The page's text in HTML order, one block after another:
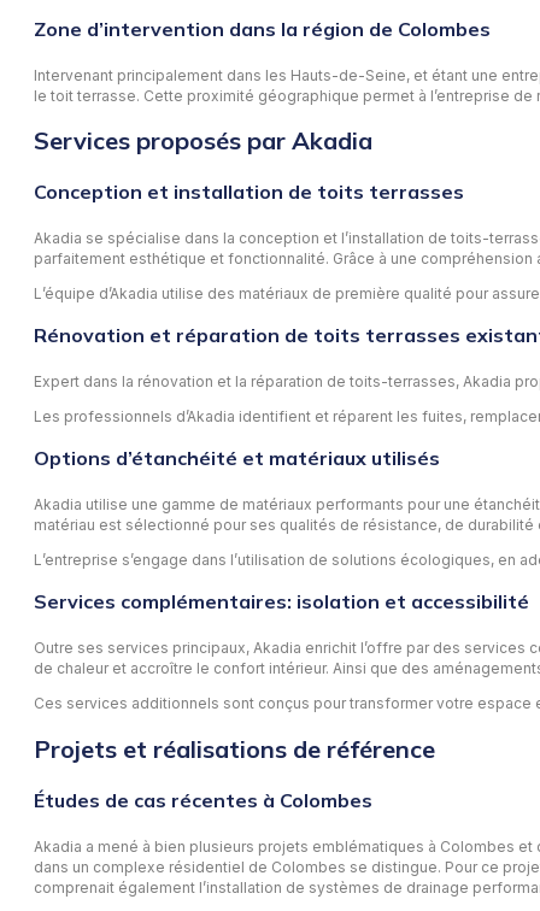
Zone d’intervention dans la région de Colombes
Intervenant principalement dans les Hauts-de-Seine, et étant une
le toit terrasse. Cette proximité géographique permet à l’entreprise
Services proposés par Akadia
Conception et installation de toits terrasses
Akadia se spécialise dans la conception et l’installation de toits-
parfaitement esthétique et fonctionnalité. Grâce à une
L’équipe d’Akadia utilise des matériaux de première qualité pour
Rénovation et réparation de toits terrasses
Expert dans la rénovation et la réparation de toits-terrasses, Akadia
Les professionnels d’Akadia identifient et réparent les fuites,
Options d’étanchéité et matériaux utilisés
Akadia utilise une gamme de matériaux performants pour une
matériau est sélectionné pour ses qualités de résistance, de
L’entreprise s’engage dans l’utilisation de solutions écologiques, en
Services complémentaires: isolation et accessibilité
Outre ses services principaux, Akadia enrichit l’offre par des
de chaleur et accroître le confort intérieur. Ainsi que des
Ces services additionnels sont conçus pour transformer votre
Projets et réalisations de référence
Études de cas récentes à Colombes
Akadia a mené à bien plusieurs projets emblématiques à Colombes
dans un complexe résidentiel de Colombes se distingue. Pour ce
comprenait également l’installation de systèmes de drainage